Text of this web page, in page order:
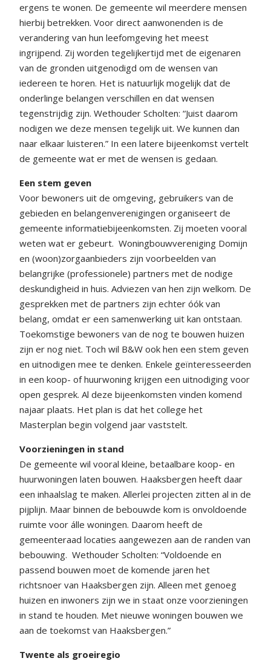
ergens te wonen. De gemeente wil meerdere mensen
hierbij betrekken. Voor direct aanwonenden is de
verandering van hun leefomgeving het meest
ingrijpend. Zij worden tegelijkertijd met de eigenaren
van de gronden uitgenodigd om de wensen van
iedereen te horen. Het is natuurlijk mogelijk dat de
onderlinge belangen verschillen en dat wensen
tegenstrijdig zijn. Wethouder Scholten: “Juist daarom
nodigen we deze mensen tegelijk uit. We kunnen dan
naar elkaar luisteren.” In een latere bijeenkomst vertelt
de gemeente wat er met de wensen is gedaan.
Een stem geven
Voor bewoners uit de omgeving, gebruikers van de
gebieden en belangenverenigingen organiseert de
gemeente informatiebijeenkomsten. Zij moeten vooral
weten wat er gebeurt. Woningbouwvereniging Domijn
en (woon)zorgaanbieders zijn voorbeelden van
belangrijke (professionele) partners met de nodige
deskundigheid in huis. Adviezen van hen zijn welkom. De
gesprekken met de partners zijn echter óók van
belang, omdat er een samenwerking uit kan ontstaan.
Toekomstige bewoners van de nog te bouwen huizen
zijn er nog niet. Toch wil B&W ook hen een stem geven
en uitnodigen mee te denken. Enkele geïnteresseerden
in een koop- of huurwoning krijgen een uitnodiging voor
open gesprek. Al deze bijeenkomsten vinden komend
najaar plaats. Het plan is dat het college het
Masterplan begin volgend jaar vaststelt.
Voorzieningen in stand
De gemeente wil vooral kleine, betaalbare koop- en
huurwoningen laten bouwen. Haaksbergen heeft daar
een inhaalslag te maken. Allerlei projecten zitten al in de
pijplijn. Maar binnen de bebouwde kom is onvoldoende
ruimte voor álle woningen. Daarom heeft de
gemeenteraad locaties aangewezen aan de randen van
bebouwing. Wethouder Scholten: “Voldoende en
passend bouwen moet de komende jaren het
richtsnoer van Haaksbergen zijn. Alleen met genoeg
huizen en inwoners zijn we in staat onze voorzieningen
in stand te houden. Met nieuwe woningen bouwen we
aan de toekomst van Haaksbergen.”
Twente als groeiregio